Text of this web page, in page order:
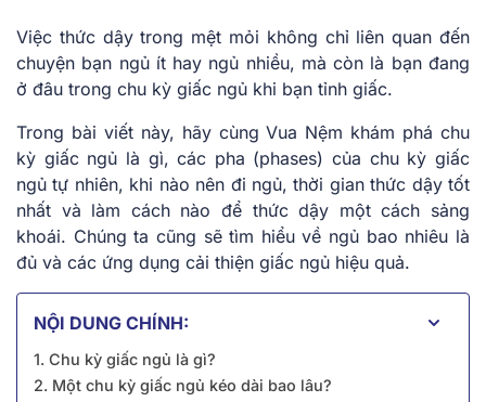
Việc thức dậy trong mệt mỏi không chỉ liên quan đến
chuyện bạn ngủ ít hay ngủ nhiều, mà còn là bạn đang
ở đâu trong chu kỳ giấc ngủ khi bạn tỉnh giấc.
Trong bài viết này, hãy cùng Vua Nệm khám phá chu
kỳ giấc ngủ là gì, các pha (phases) của chu kỳ giấc
ngủ tự nhiên, khi nào nên đi ngủ, thời gian thức dậy tốt
nhất và làm cách nào để thức dậy một cách sảng
khoái. Chúng ta cũng sẽ tìm hiểu về ngủ bao nhiêu là
đủ và các ứng dụng cải thiện giấc ngủ hiệu quả.
NỘI DUNG CHÍNH:
1. Chu kỳ giấc ngủ là gì?
2. Một chu kỳ giấc ngủ kéo dài bao lâu?